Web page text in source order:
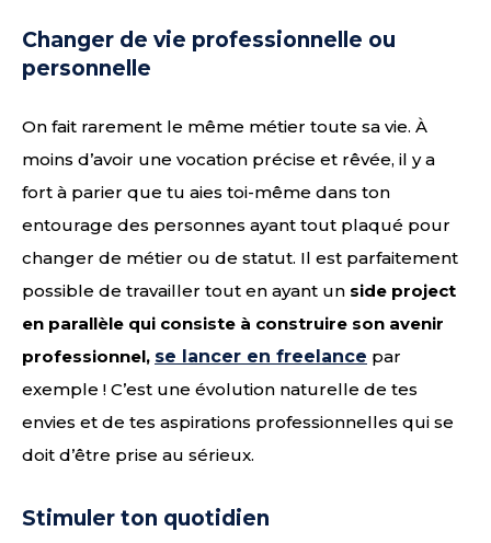
Changer de vie professionnelle ou
personnelle
On fait rarement le même métier toute sa vie. À
moins d’avoir une vocation précise et rêvée, il y a
fort à parier que tu aies toi-même dans ton
entourage des personnes ayant tout plaqué pour
changer de métier ou de statut. Il est parfaitement
possible de travailler tout en ayant un side project
en parallèle qui consiste à construire son avenir
professionnel, se lancer en freelance par
exemple ! C’est une évolution naturelle de tes
envies et de tes aspirations professionnelles qui se
doit d’être prise au sérieux.
Stimuler ton quotidien